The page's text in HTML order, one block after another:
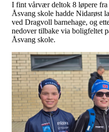
I fint vårvær deltok 8 løpere fra
Åsvang skole hadde Nidarøst
ved Dragvoll barnehage, og
nedover tilbake via boligfeltet
Åsvang skole.